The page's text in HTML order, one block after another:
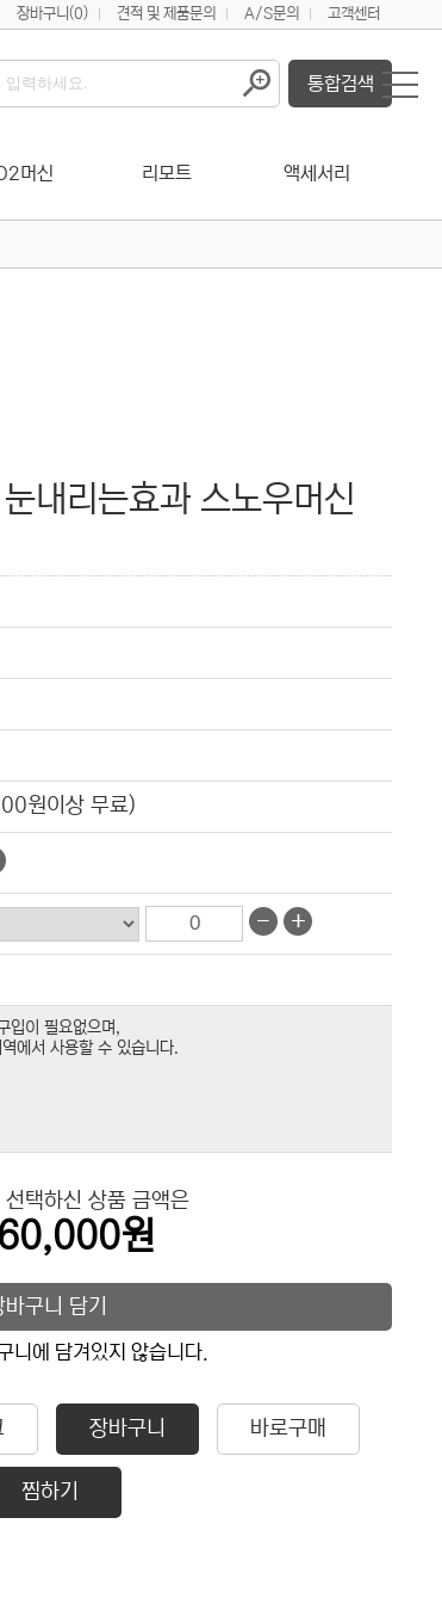
장바구니(0) 견적 및 제품문의 A/S문의 고객센터
통합검색
머신 리모트 액세서리
내리는효과 스노우머신
원이상 무료)
- +
입이 필요없으며,
에서 사용할 수 있습니다.
택하신 상품 금액은
원
바구니 담기
니에 담겨있지 않습니다.
장바구니 바로구매
찜하기